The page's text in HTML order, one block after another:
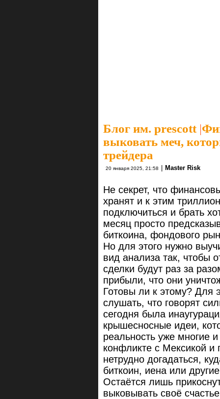
Блог им. prescott|
выковать меч,
трейдера
20 января 2025, 21:58 | Master Risk
Не секрет, что
хранят и к этим
подключиться и брать
месяц просто
биткоина, фондового
Но для этого нужно
вид анализа так, чтобы
сделки будут раз за
прибыли, что они
Готовы ли к этому? Для
слушать, что говорят
сегодня была
крышесносные идеи,
реальность уже многие
конфликте с Мексикой и
нетрудно догадаться,
биткоин, иена или
Остаётся лишь
выковывать своё